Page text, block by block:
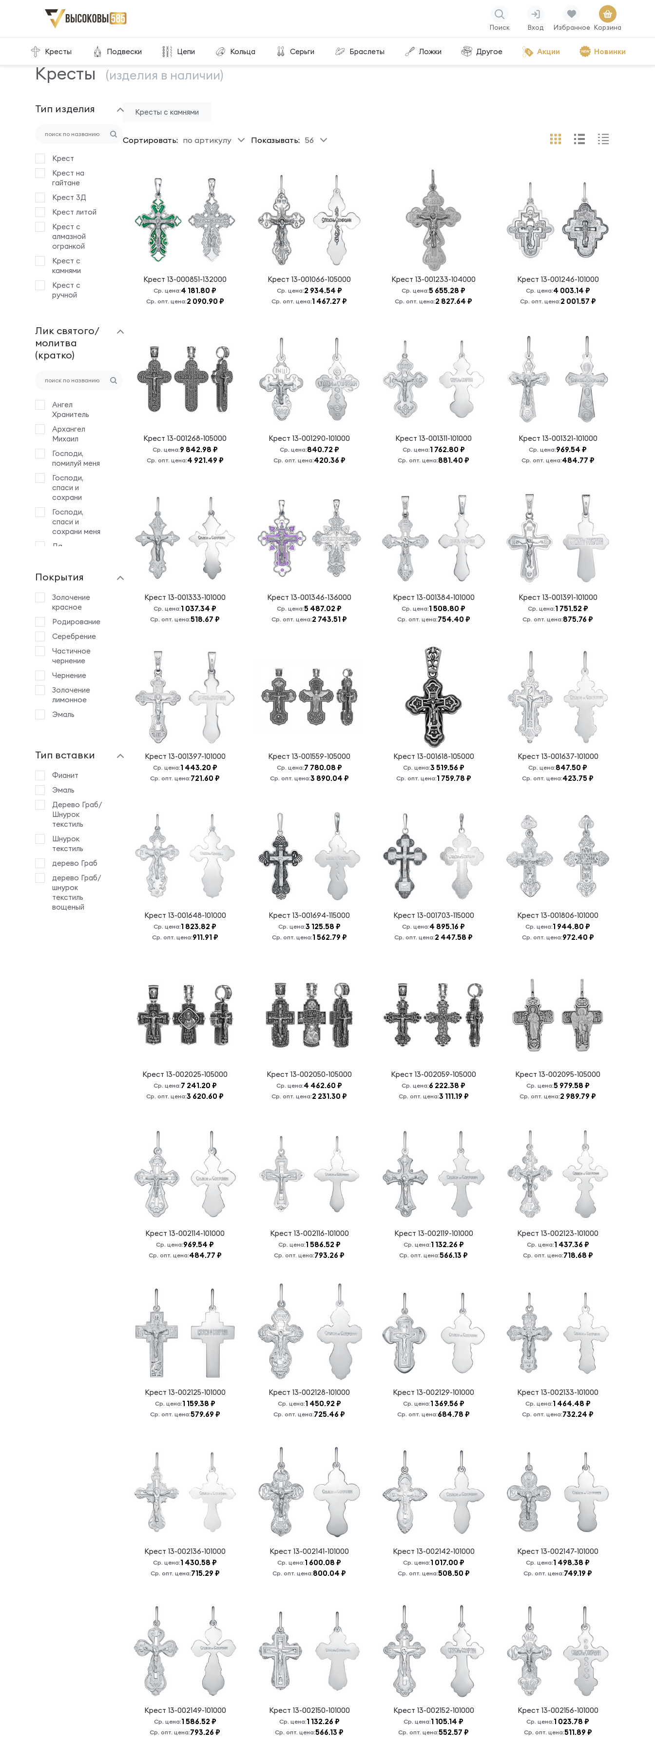
Поиск Вход Избранное Корзина
Кресты Подвески Цепи Кольца Серьги Браслеты Ложки Другое Акции Новинки
Главная Склад готовой продукции
Кресты (изделия в наличии)
Тип изделия
Крест
Крест на
гайтане
Крест 3Д
Крест литой
Крест с
алмазной
огранкой
Крест с
камнями
Крест с
ручной
эмалью
Крест
штампованный
крест на
Лик святого/
молитва
(кратко)
Ангел
Хранитель
Архангел
Михаил
Господи,
помилуй меня
Господи,
спаси и
сохрани
Господи,
спаси и
сохрани меня
Да
расточатся
врази Его
Животворящему
Кресту
Господню
Знамение Б.М.
Иоанн
Богослов
Казанская БМ
Крест 14:
Серафим
Ангел
Хранитель
Крест 4:
Животворящему
Кресту
Господню
Крест 7:
Животворящему
Кресту
Господню
Крест
хранитель
всея
Покрытия
Золочение
красное
Родирование
Серебрение
Частичное
чернение
Чернение
Золочение
лимонное
Эмаль
Тип вставки
Фианит
Эмаль
Дерево Граб/
Шнурок
текстиль
Шнурок
текстиль
дерево Граб
дерево Граб/
шнурок
текстиль
вощеный
Кресты с камнями
Сортировать: по артикулу Показывать: 56
Крест 13-000851-132000
Ср. цена:4 181.80 ₽
Ср. опт. цена:2 090.90 ₽
Крест 13-001066-105000
Ср. цена:2 934.54 ₽
Ср. опт. цена:1 467.27 ₽
Крест 13-001233-104000
Ср. цена:5 655.28 ₽
Ср. опт. цена:2 827.64 ₽
Крест 13-001246-101000
Ср. цена:4 003.14 ₽
Ср. опт. цена:2 001.57 ₽
Крест 13-001268-105000
Ср. цена:9 842.98 ₽
Ср. опт. цена:4 921.49 ₽
Крест 13-001290-101000
Ср. цена:840.72 ₽
Ср. опт. цена:420.36 ₽
Крест 13-001311-101000
Ср. цена:1 762.80 ₽
Ср. опт. цена:881.40 ₽
Крест 13-001321-101000
Ср. цена:969.54 ₽
Ср. опт. цена:484.77 ₽
Крест 13-001333-101000
Ср. цена:1 037.34 ₽
Ср. опт. цена:518.67 ₽
Крест 13-001346-136000
Ср. цена:5 487.02 ₽
Ср. опт. цена:2 743.51 ₽
Крест 13-001384-101000
Ср. цена:1 508.80 ₽
Ср. опт. цена:754.40 ₽
Крест 13-001391-101000
Ср. цена:1 751.52 ₽
Ср. опт. цена:875.76 ₽
Крест 13-001397-101000
Ср. цена:1 443.20 ₽
Ср. опт. цена:721.60 ₽
Крест 13-001559-105000
Ср. цена:7 780.08 ₽
Ср. опт. цена:3 890.04 ₽
Крест 13-001618-105000
Ср. цена:3 519.56 ₽
Ср. опт. цена:1 759.78 ₽
Крест 13-001637-101000
Ср. цена:847.50 ₽
Ср. опт. цена:423.75 ₽
Крест 13-001648-101000
Ср. цена:1 823.82 ₽
Ср. опт. цена:911.91 ₽
Крест 13-001694-115000
Ср. цена:3 125.58 ₽
Ср. опт. цена:1 562.79 ₽
Крест 13-001703-115000
Ср. цена:4 895.16 ₽
Ср. опт. цена:2 447.58 ₽
Крест 13-001806-101000
Ср. цена:1 944.80 ₽
Ср. опт. цена:972.40 ₽
Крест 13-002025-105000
Ср. цена:7 241.20 ₽
Ср. опт. цена:3 620.60 ₽
Крест 13-002050-105000
Ср. цена:4 462.60 ₽
Ср. опт. цена:2 231.30 ₽
Крест 13-002059-105000
Ср. цена:6 222.38 ₽
Ср. опт. цена:3 111.19 ₽
Крест 13-002095-105000
Ср. цена:5 979.58 ₽
Ср. опт. цена:2 989.79 ₽
Крест 13-002114-101000
Ср. цена:969.54 ₽
Ср. опт. цена:484.77 ₽
Крест 13-002116-101000
Ср. цена:1 586.52 ₽
Ср. опт. цена:793.26 ₽
Крест 13-002119-101000
Ср. цена:1 132.26 ₽
Ср. опт. цена:566.13 ₽
Крест 13-002123-101000
Ср. цена:1 437.36 ₽
Ср. опт. цена:718.68 ₽
Крест 13-002125-101000
Ср. цена:1 159.38 ₽
Ср. опт. цена:579.69 ₽
Крест 13-002128-101000
Ср. цена:1 450.92 ₽
Ср. опт. цена:725.46 ₽
Крест 13-002129-101000
Ср. цена:1 369.56 ₽
Ср. опт. цена:684.78 ₽
Крест 13-002133-101000
Ср. цена:1 464.48 ₽
Ср. опт. цена:732.24 ₽
Крест 13-002136-101000
Ср. цена:1 430.58 ₽
Ср. опт. цена:715.29 ₽
Крест 13-002141-101000
Ср. цена:1 600.08 ₽
Ср. опт. цена:800.04 ₽
Крест 13-002142-101000
Ср. цена:1 017.00 ₽
Ср. опт. цена:508.50 ₽
Крест 13-002147-101000
Ср. цена:1 498.38 ₽
Ср. опт. цена:749.19 ₽
Крест 13-002149-101000
Ср. цена:1 586.52 ₽
Ср. опт. цена:793.26 ₽
Крест 13-002150-101000
Ср. цена:1 132.26 ₽
Ср. опт. цена:566.13 ₽
Крест 13-002152-101000
Ср. цена:1 105.14 ₽
Ср. опт. цена:552.57 ₽
Крест 13-002156-101000
Ср. цена:1 023.78 ₽
Ср. опт. цена:511.89 ₽